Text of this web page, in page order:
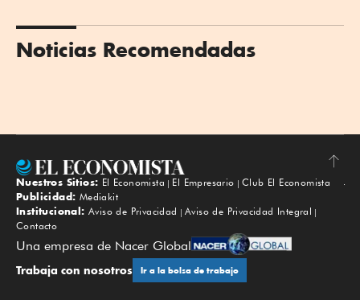
Noticias Recomendadas
Subir
Nuestros Sitios: El Economista El Empresario
Club El Economista
Publicidad: Mediakit
Institucional: Aviso de Privacidad
Aviso de Privacidad Integral
Contacto
Una empresa de Nacer Global
Trabaja con nosotros Ir a la bolsa de trabajo